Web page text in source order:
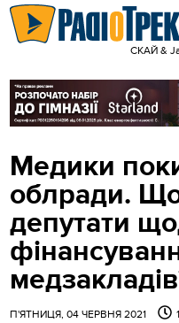
СКАЙ &
Медики
облради.
депутати
П'ЯТНИЦЯ, 04 ЧЕРВНЯ 2021